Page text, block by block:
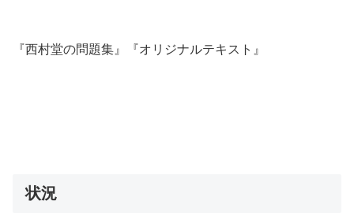
『西村堂の問題集』『オリジナルテキスト』
状況